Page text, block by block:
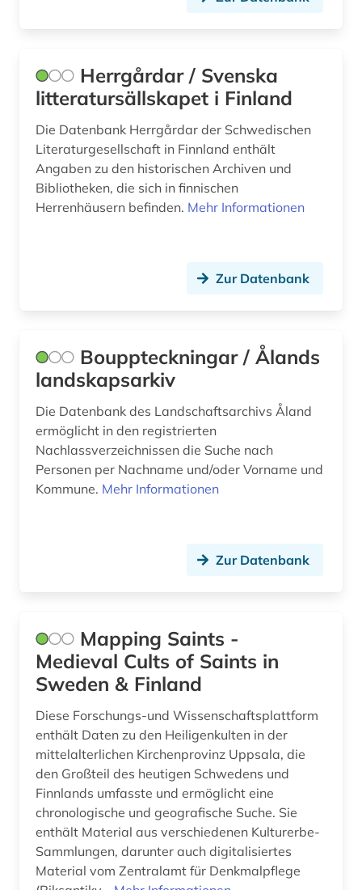
Herrgårdar / Svenska
litteratursällskapet i Finland
Die Datenbank Herrgårdar der Schwedischen
Literaturgesellschaft in Finnland enthält
Angaben zu den historischen Archiven und
Bibliotheken, die sich in finnischen
Herrenhäusern befinden. Mehr Informationen
Zur Datenbank
Bouppteckningar / Ålands
landskapsarkiv
Die Datenbank des Landschaftsarchivs Åland
ermöglicht in den registrierten
Nachlassverzeichnissen die Suche nach
Personen per Nachname und/oder Vorname und
Kommune. Mehr Informationen
Zur Datenbank
Mapping Saints -
Medieval Cults of Saints in
Sweden & Finland
Diese Forschungs-und Wissenschaftsplattform
enthält Daten zu den Heiligenkulten in der
mittelalterlichen Kirchenprovinz Uppsala, die
den Großteil des heutigen Schwedens und
Finnlands umfasste und ermöglicht eine
chronologische und geografische Suche. Sie
enthält Material aus verschiedenen Kulturerbe-
Sammlungen, darunter auch digitalisiertes
Material vom Zentralamt für Denkmalpflege